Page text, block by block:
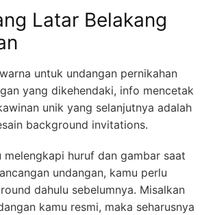
Latar Belakang
untuk undangan pernikahan
yang dikehendaki, info mencetak
unik yang selanjutnya adalah
background invitations.
melengkapi huruf dan gambar saat
undangan, kamu perlu
dahulu sebelumnya. Misalkan
kamu resmi, maka seharusnya